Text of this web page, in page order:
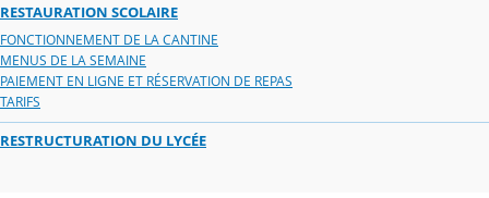
RESTAURATION SCOLAIRE
FONCTIONNEMENT DE LA CANTINE
MENUS DE LA SEMAINE
PAIEMENT EN LIGNE ET RÉSERVATION DE REPAS
TARIFS
RESTRUCTURATION DU LYCÉE